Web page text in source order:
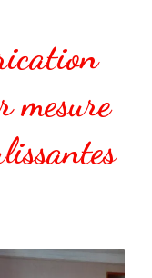
mesure